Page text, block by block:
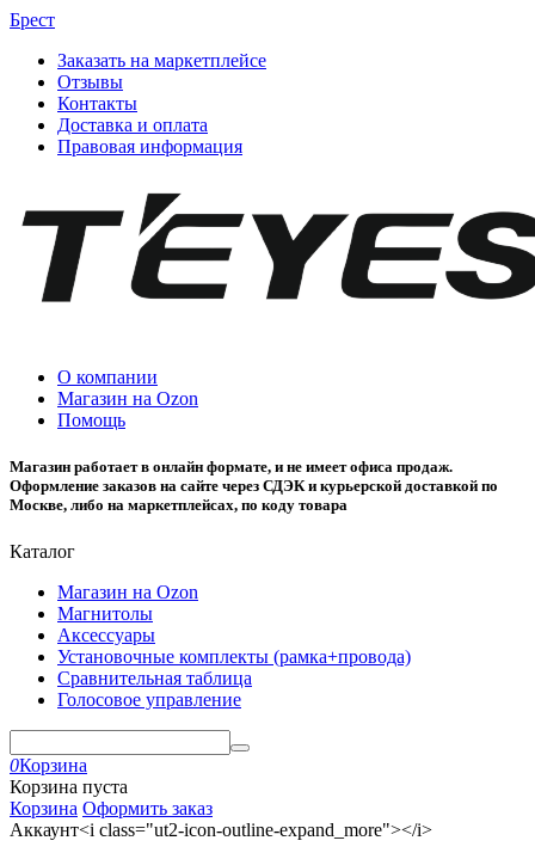
Брест
Заказать на маркетплейсе
Отзывы
Контакты
Доставка и оплата
Правовая информация
О компании
Магазин на Ozon
Помощь
Магазин работает в онлайн формате, и не имеет офиса продаж.
Оформление заказов на сайте через СДЭК и курьерской доставкой по
Москве, либо на маркетплейсах, по коду товара
Каталог
Магазин на Ozon
Магнитолы
Аксессуары
Установочные комплекты (рамка+провода)
Сравнительная таблица
Голосовое управление
0Корзина
Корзина пуста
Корзина Оформить заказ
Аккаунт<i class="ut2-icon-outline-expand_more"></i>